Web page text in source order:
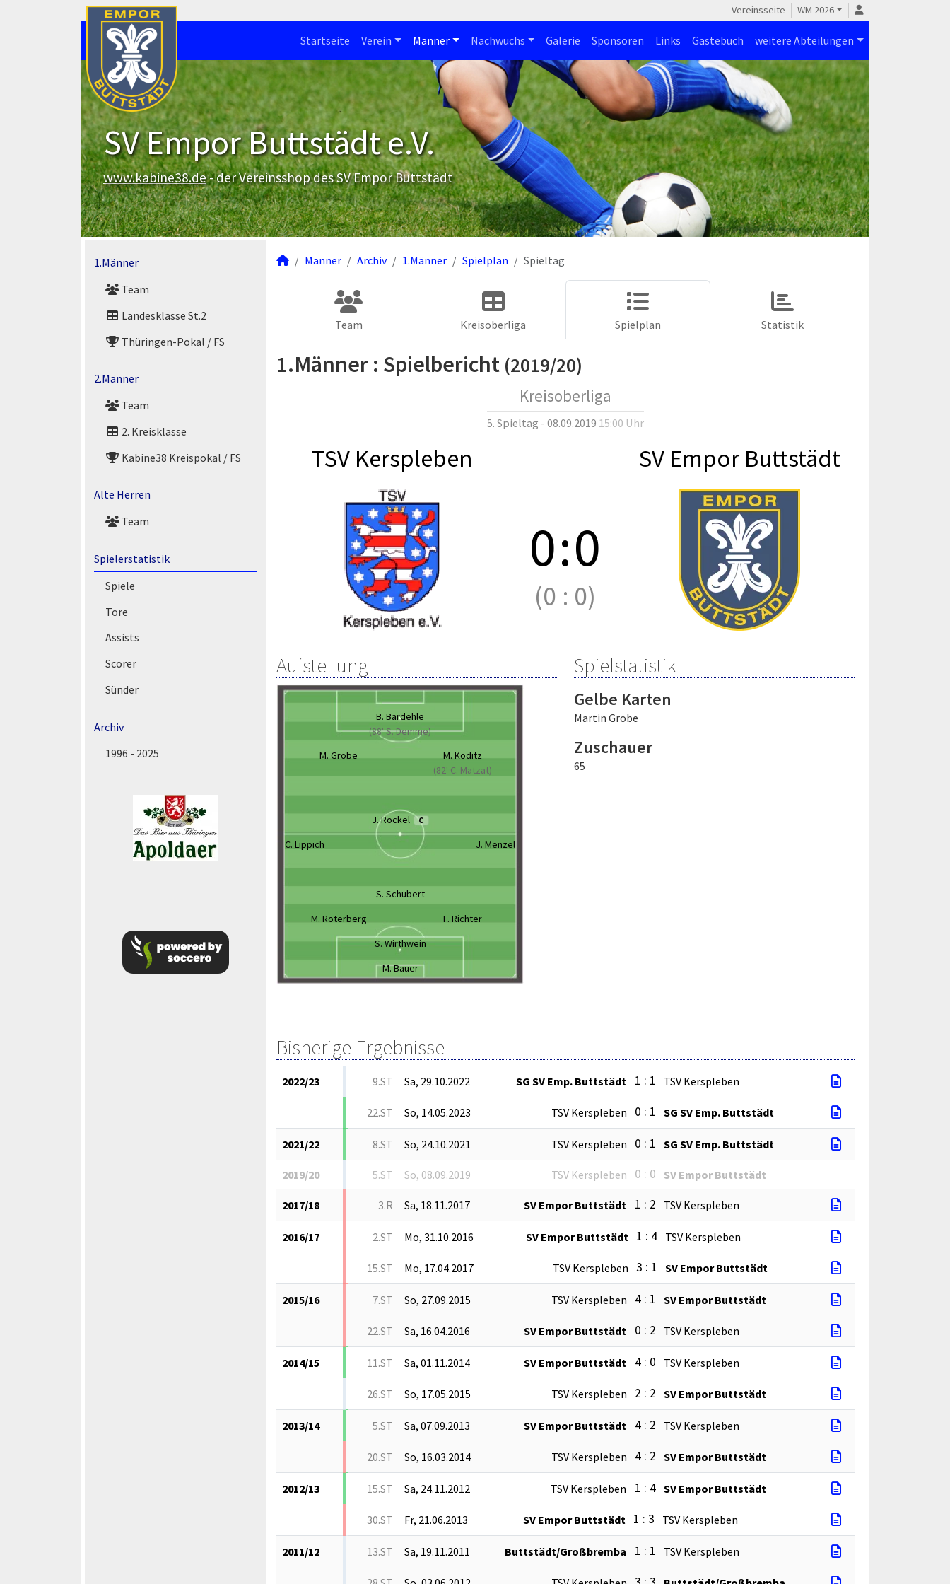
Vereinsseite WM 2026
Startseite Verein Männer Nachwuchs Galerie Sponsoren Links Gästebuch weitere Abteilungen
SV Empor Buttstädt e.V.
www.kabine38.de- der Vereinsshop des SV Empor Buttstädt
1.Männer
Team
Landesklasse St.2
Thüringen-Pokal / FS
2.Männer
Team
2. Kreisklasse
Kabine38 Kreispokal / FS
Alte Herren
Team
Spielerstatistik
Spiele
Tore
Assists
Scorer
Sünder
Archiv
1996 - 2025
Männer Archiv 1.Männer Spielplan Spieltag
Team Kreisoberliga Spielplan Statistik
1.Männer : Spielbericht (2019/20)
Kreisoberliga
5. Spieltag - 08.09.2019 15:00 Uhr
TSV Kerspleben SV Empor Buttstädt
0:0
(0 : 0)
Aufstellung
B. Bardehle
(88' S. Demme)
M. Grobe
M. Köditz
(82' C. Matzat)
J. Rockel C
C. Lippich J. Menzel
S. Schubert
M. Roterberg
F. Richter
S. Wirthwein
M. Bauer
Spielstatistik
Gelbe Karten
Martin Grobe
Zuschauer
65
Bisherige Ergebnisse
2022/23 9.ST Sa, 29.10.2022 SG SV Emp. Buttstädt 1 : 1 TSV Kerspleben
22.ST So, 14.05.2023 TSV Kerspleben 0 : 1 SG SV Emp. Buttstädt
2021/22 8.ST So, 24.10.2021 TSV Kerspleben 0 : 1 SG SV Emp. Buttstädt
2019/20 5.ST So, 08.09.2019 TSV Kerspleben 0 : 0 SV Empor Buttstädt
2017/18 3.R Sa, 18.11.2017 SV Empor Buttstädt 1 : 2 TSV Kerspleben
2016/17 2.ST Mo, 31.10.2016 SV Empor Buttstädt 1 : 4 TSV Kerspleben
15.ST Mo, 17.04.2017 TSV Kerspleben 3 : 1 SV Empor Buttstädt
2015/16 7.ST So, 27.09.2015 TSV Kerspleben 4 : 1 SV Empor Buttstädt
22.ST Sa, 16.04.2016 SV Empor Buttstädt 0 : 2 TSV Kerspleben
2014/15 11.ST Sa, 01.11.2014 SV Empor Buttstädt 4 : 0 TSV Kerspleben
26.ST So, 17.05.2015 TSV Kerspleben 2 : 2 SV Empor Buttstädt
2013/14 5.ST Sa, 07.09.2013 SV Empor Buttstädt 4 : 2 TSV Kerspleben
20.ST So, 16.03.2014 TSV Kerspleben 4 : 2 SV Empor Buttstädt
2012/13 15.ST Sa, 24.11.2012 TSV Kerspleben 1 : 4 SV Empor Buttstädt
30.ST Fr, 21.06.2013 SV Empor Buttstädt 1 : 3 TSV Kerspleben
2011/12 13.ST Sa, 19.11.2011 Buttstädt/Großbremba 1 : 1 TSV Kerspleben